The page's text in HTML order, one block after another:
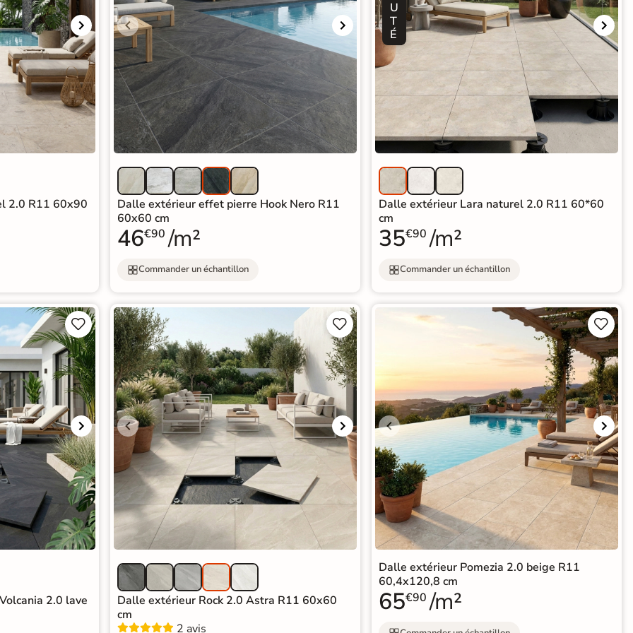
2.0 R11 60x90
Dalle extérieur effet pierre Hook Nero R11
60x60 cm
46€90 /m²
Commander un échantillon
U
T
É
Dalle extérieur Lara naturel 2.0 R11 60*60
cm
35€90 /m²
Commander un échantillon


2.0 lave


Dalle extérieur Rock 2.0 Astra R11 60x60
cm
2 avis


Dalle extérieur Pomezia 2.0 beige R11
60,4x120,8 cm
65€90 /m²